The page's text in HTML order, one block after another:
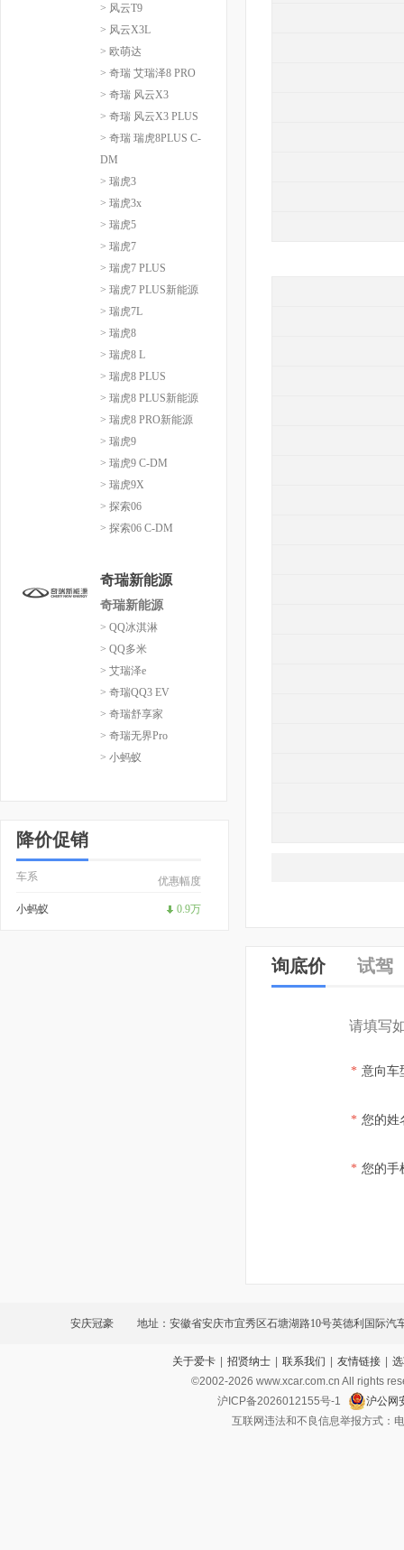
> 风云T9
> 风云X3L
> 欧萌达
> 奇瑞 艾瑞泽8 PRO
> 奇瑞 风云X3
> 奇瑞 风云X3 PLUS
> 奇瑞 瑞虎8PLUS C-
DM
> 瑞虎3
> 瑞虎3x
> 瑞虎5
> 瑞虎7
> 瑞虎7 PLUS
> 瑞虎7 PLUS新能源
> 瑞虎7L
> 瑞虎8
> 瑞虎8 L
> 瑞虎8 PLUS
> 瑞虎8 PLUS新能源
> 瑞虎8 PRO新能源
> 瑞虎9
> 瑞虎9 C-DM
> 瑞虎9X
> 探索06
> 探索06 C-DM
奇瑞新能源
奇瑞新能源
> QQ冰淇淋
> QQ多米
> 艾瑞泽e
> 奇瑞QQ3 EV
> 奇瑞舒享家
> 奇瑞无界Pro
> 小蚂蚁
降价促销
车系 优惠幅度
小蚂蚁 0.9万
询底价 试驾
请填写
* 意向车
* 您的姓
* 您的手
安庆冠豪 地址：安徽省安庆市宜秀区石塘湖路10号英德利国际汽
关于爱卡 | 招贤纳士 | 联系我们 | 友情链接 |
©2002-2026 www.xcar.com.cn All rights
沪ICP备2026012155号-1
沪公网
互联网违法和不良信息举报方式：